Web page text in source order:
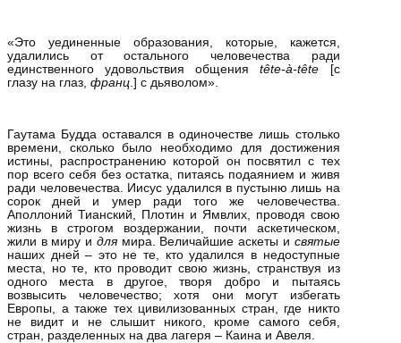
«Это уединенные образования, которые, кажется,
удалились от остального человечества ради
единственного удовольствия общенияtête‑à‑tête [с
глазу на глаз, франц.] с дьяволом».
Гаутама Будда оставался в одиночестве лишь столько
времени, сколько было необходимо для достижения
истины, распространению которой он посвятил с тех
пор всего себя без остатка, питаясь подаянием и живя
ради человечества. Иисус удалился в пустыню лишь на
сорок дней и умер ради того же человечества.
Аполлоний Тианский, Плотин и Ямвлих, проводя свою
жизнь в строгом воздержании, почти аскетическом,
жили в миру и длямира. Величайшие аскеты и святые
наших дней – это не те, кто удалился в недоступные
места, но те, кто проводит свою жизнь, странствуя из
одного места в другое, творя добро и пытаясь
возвысить человечество; хотя они могут избегать
Европы, а также тех цивилизованных стран, где никто
не видит и не слышит никого, кроме самого себя,
стран, разделенных на два лагеря – Каина и Авеля.